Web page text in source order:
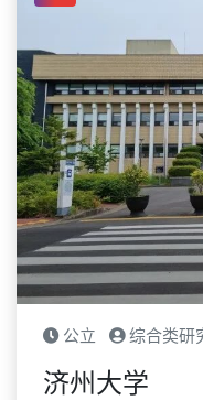
公立 综合类研
济州大学